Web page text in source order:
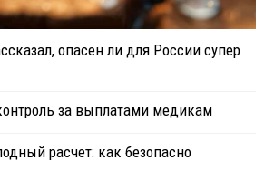
опасен ли для России супер
за выплатами медикам
расчет: как безопасно